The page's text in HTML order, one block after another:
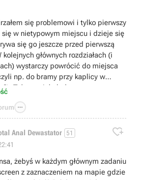
się problemowi i tylko pierwszy
się w nietypowym miejscu i dzieje się
się go jeszcze przed pierwszą
głównych rozdziałach (i
wystarczy powrócić do miejsca
np. do bramy przy kaplicy w
Tak czy siak dodamy nowe strony
informacjami i zmienimy stronę
powtarzania etapów.

Anal Dewastator 51 
żebyś w każdym głównym zadaniu
z zaznaczeniem na mapie gdzie